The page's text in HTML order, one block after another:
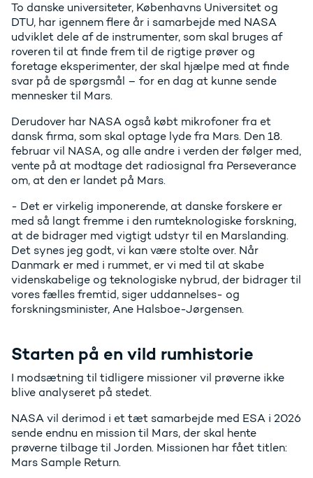
To danske universiteter, Københavns Universitet og
DTU, har igennem flere år i samarbejde med NASA
udviklet dele af de instrumenter, som skal bruges af
roveren til at finde frem til de rigtige prøver og
foretage eksperimenter, der skal hjælpe med at finde
svar på de spørgsmål – for en dag at kunne sende
mennesker til Mars.
Derudover har NASA også købt mikrofoner fra et
dansk firma, som skal optage lyde fra Mars. Den 18.
februar vil NASA, og alle andre i verden der følger med,
vente på at modtage det radiosignal fra Perseverance
om, at den er landet på Mars.
- Det er virkelig imponerende, at danske forskere er
med så langt fremme i den rumteknologiske forskning,
at de bidrager med vigtigt udstyr til en Marslanding.
Det synes jeg godt, vi kan være stolte over. Når
Danmark er med i rummet, er vi med til at skabe
videnskabelige og teknologiske nybrud, der bidrager til
vores fælles fremtid, siger uddannelses- og
forskningsminister, Ane Halsboe-Jørgensen.
Starten på en vild rumhistorie
I modsætning til tidligere missioner vil prøverne ikke
blive analyseret på stedet.
NASA vil derimod i et tæt samarbejde med ESA i 2026
sende endnu en mission til Mars, der skal hente
prøverne tilbage til Jorden. Missionen har fået titlen:
Mars Sample Return.